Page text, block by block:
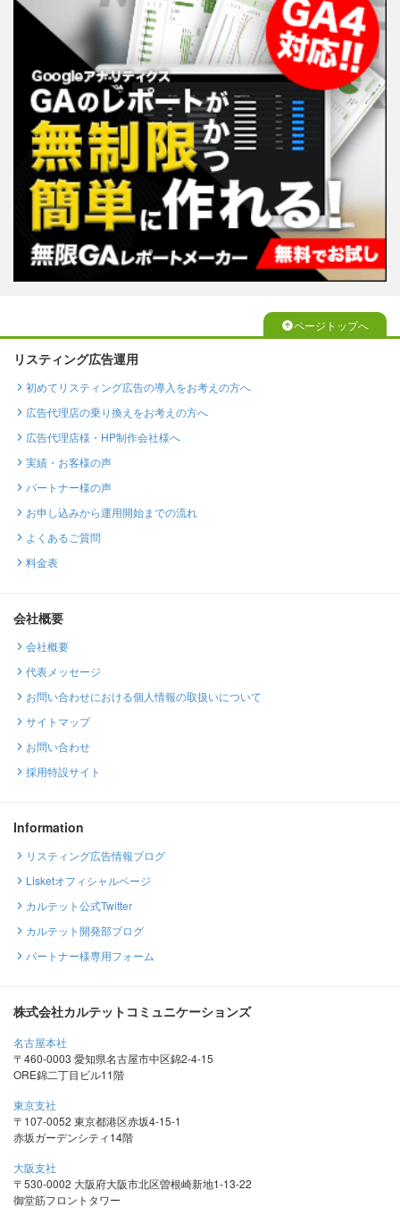
ページトップへ
リスティング広告運用
初めてリスティング広告の導入をお考えの方へ
広告代理店の乗り換えをお考えの方へ
広告代理店様・HP制作会社様へ
実績・お客様の声
パートナー様の声
お申し込みから運用開始までの流れ
よくあるご質問
料金表
会社概要
会社概要
代表メッセージ
お問い合わせにおける個人情報の取扱いについて
サイトマップ
お問い合わせ
採用特設サイト
Information
リスティング広告情報ブログ
Lisketオフィシャルページ
カルテット公式Twitter
カルテット開発部ブログ
パートナー様専用フォーム
株式会社カルテットコミュニケーションズ
名古屋本社
〒460-0003 愛知県名古屋市中区錦2-4-15
ORE錦二丁目ビル11階
東京支社
〒107-0052 東京都港区赤坂4-15-1
赤坂ガーデンシティ14階
大阪支社
〒530-0002 大阪府大阪市北区曽根崎新地1-13-22
御堂筋フロントタワー